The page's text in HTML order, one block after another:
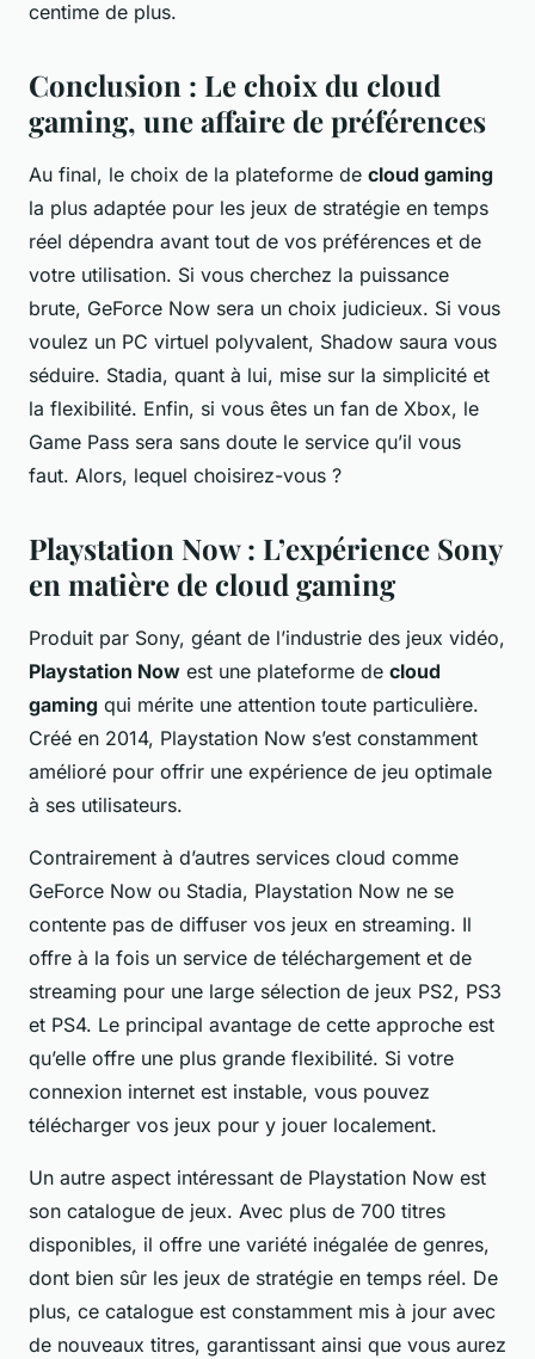
centime de plus.
Conclusion : Le choix du cloud
gaming, une affaire de préférences
Au final, le choix de la plateforme de cloud gaming
la plus adaptée pour les jeux de stratégie en temps
réel dépendra avant tout de vos préférences et de
votre utilisation. Si vous cherchez la puissance
brute, GeForce Now sera un choix judicieux. Si vous
voulez un PC virtuel polyvalent, Shadow saura vous
séduire. Stadia, quant à lui, mise sur la simplicité et
la flexibilité. Enfin, si vous êtes un fan de Xbox, le
Game Pass sera sans doute le service qu’il vous
faut. Alors, lequel choisirez-vous ?
Playstation Now : L’expérience Sony
en matière de cloud gaming
Produit par Sony, géant de l’industrie des jeux vidéo,
Playstation Now est une plateforme de cloud
gaming qui mérite une attention toute particulière.
Créé en 2014, Playstation Now s’est constamment
amélioré pour offrir une expérience de jeu optimale
à ses utilisateurs.
Contrairement à d’autres services cloud comme
GeForce Now ou Stadia, Playstation Now ne se
contente pas de diffuser vos jeux en streaming. Il
offre à la fois un service de téléchargement et de
streaming pour une large sélection de jeux PS2, PS3
et PS4. Le principal avantage de cette approche est
qu’elle offre une plus grande flexibilité. Si votre
connexion internet est instable, vous pouvez
télécharger vos jeux pour y jouer localement.
Un autre aspect intéressant de Playstation Now est
son catalogue de jeux. Avec plus de 700 titres
disponibles, il offre une variété inégalée de genres,
dont bien sûr les jeux de stratégie en temps réel. De
plus, ce catalogue est constamment mis à jour avec
de nouveaux titres, garantissant ainsi que vous aurez